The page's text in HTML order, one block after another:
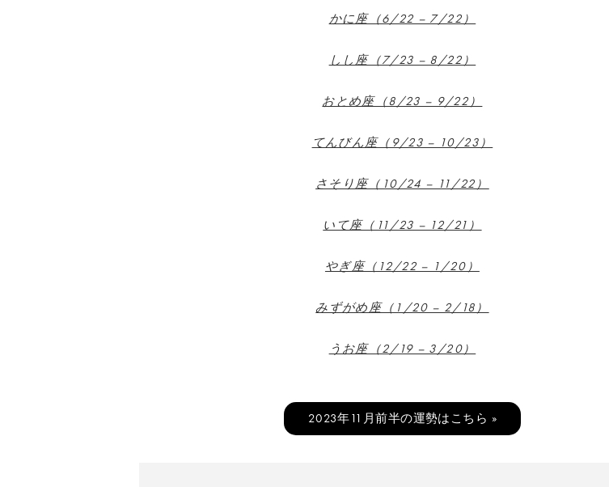
かに座（6/22 – 7/22）
しし座（7/23 – 8/22）
おとめ座（8/23 – 9/22）
てんびん座（9/23 – 10/23）
さそり座（10/24 – 11/22）
いて座（11/23 – 12/21）
やぎ座（12/22 – 1/20）
みずがめ座（1/20 – 2/18）
うお座（2/19 – 3/20）
2023年11月前半の運勢はこちら »